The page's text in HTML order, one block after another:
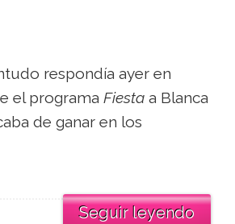
respondía ayer en
el programa Fiesta a Blanca
de ganar en los
Seguir leyendo